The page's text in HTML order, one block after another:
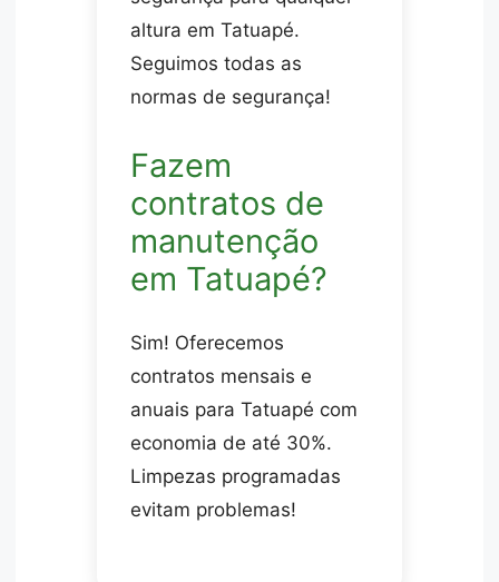
altura em Tatuapé.
Seguimos todas as
normas de segurança!
Fazem
contratos de
manutenção
em Tatuapé?
Sim! Oferecemos
contratos mensais e
anuais para Tatuapé com
economia de até 30%.
Limpezas programadas
evitam problemas!